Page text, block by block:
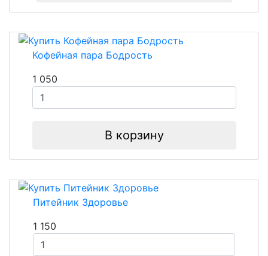
Кофейная пара Бодрость
1 050
В корзину
Питейник Здоровье
1 150